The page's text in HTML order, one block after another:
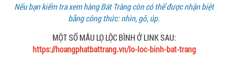
Nếu bạn kiểm tra xem hàng Bát Tràng còn có thể được nhận biệt
bằng công thức: nhìn, gõ, úp.
MỘT SỐ MẪU LỌ LỘC BÌNH Ở LINK SAU:
https://hoangphatbattrang.vn/lo-loc-binh-bat-trang